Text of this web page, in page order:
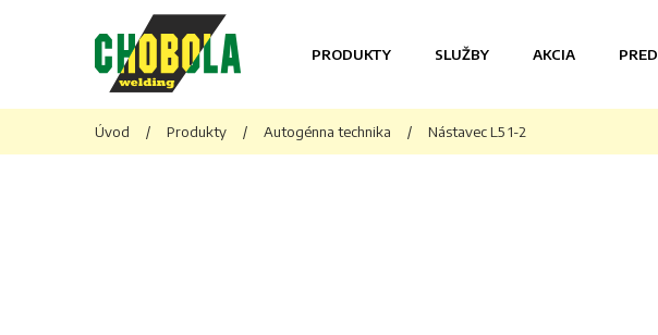
PRODUKTY SLUŽBY AKCIA
Úvod / Produkty / Autogénna technika / Nástavec L5 1-2